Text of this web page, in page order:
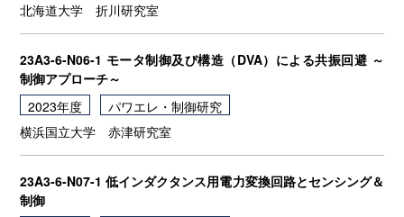
北海道大学
折川研究室
23A3-6-N06-1 モータ制御及び構造（DVA）による共振回避 ～
制御アプローチ～
2023年度
パワエレ・制御研究
横浜国立大学
赤津研究室
23A3-6-N07-1 低インダクタンス用電力変換回路とセンシング＆
制御